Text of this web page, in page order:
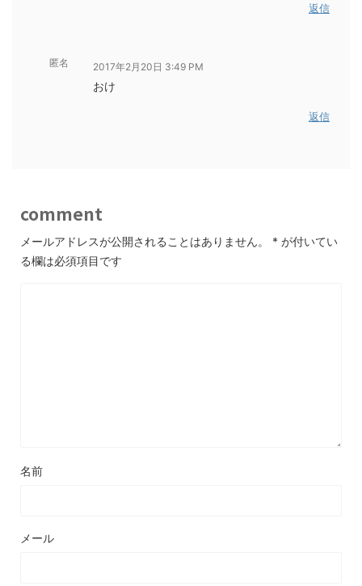
返信
匿名 2017年2月20日 3:49 PM
おけ
返信
comment
メールアドレスが公開されることはありません。 * が付いてい
る欄は必須項目です
名前
メール